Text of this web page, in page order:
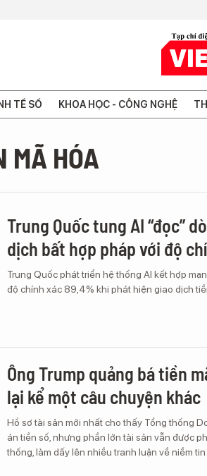
TẾ SỐ KHOA HỌC - CÔNG NGHỆ
MÃ HÓA
Trung Quốc tung AI “đọc”
dịch bất hợp pháp với độ
Trung Quốc phát triển hệ thống AI kết hợp
độ chính xác 89,4% khi phát hiện giao dịch
Ông Trump quảng bá tiền
lại kể một câu chuyện khác
Hồ sơ tài sản mới nhất cho thấy Tổng thống
án tiền số, nhưng phần lớn tài sản vẫn được
thống, làm dấy lên nhiều tranh luận về niềm tin